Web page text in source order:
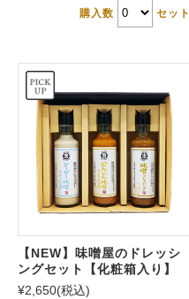
購入数 セット
【NEW】味噌屋のドレッシ
ングセット【化粧箱入り】
¥2,650(税込)